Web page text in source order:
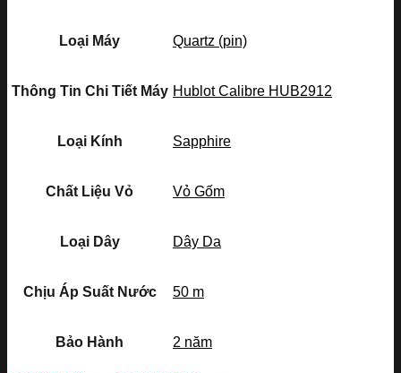
Loại Máy Quartz (pin)
Thông Tin Chi Tiết Máy Hublot Calibre HUB2912
Loại Kính Sapphire
Chất Liệu Vỏ Vỏ Gốm
Loại Dây Dây Da
Chịu Áp Suất Nước 50 m
Bảo Hành 2 năm